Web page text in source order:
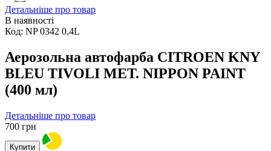
Детальніше про товар
В наявності
Код: NP 0342 0,4L
Аерозольна автофарба CITROEN KNY
BLEU TIVOLI MET. NIPPON PAINT
(400 мл)
Детальніше про товар
700 грн
Купити